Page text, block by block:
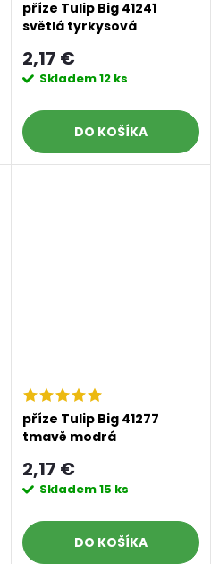
příze Tulip Big 41241
světlá tyrkysová
2,17 €
Skladem12 ks
DO KOŠÍKA
příze Tulip Big 41277
tmavě modrá
2,17 €
Skladem15 ks
DO KOŠÍKA